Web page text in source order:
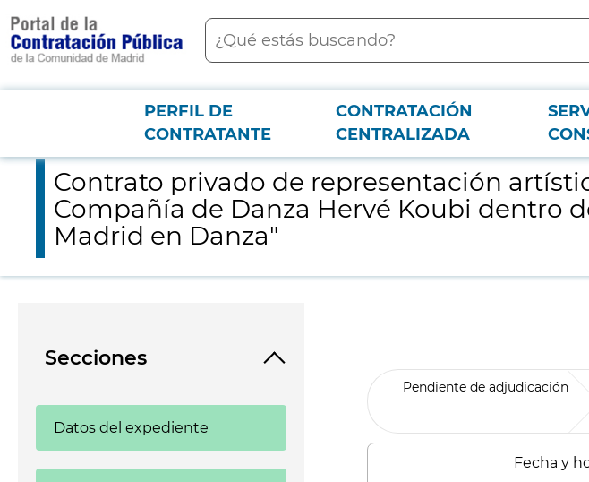
contenido
principal
Buscar
Menú PCON
PERFIL DE
CONTRATANTE
CONTRATACIÓN
CENTRALIZADA
Contrato privado de representación artística "Les Nuits Barbares" a cargo de la Compañía de
Contrato privado de representación
Compañía de Danza Hervé Koubi dentro
Madrid en Danza"
Secciones
Datos del expediente
Pendiente de adjudicación
Fecha y